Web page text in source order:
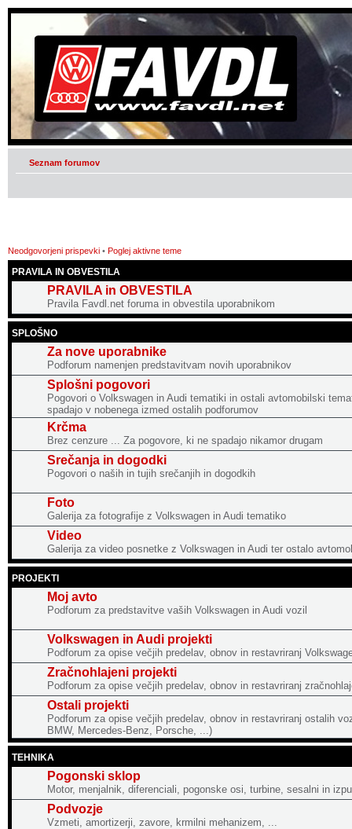
Seznam forumov
Neodgovorjeni prispevki • Poglej aktivne teme
PRAVILA IN OBVESTILA
PRAVILA in OBVESTILA
Pravila Favdl.net foruma in obvestila uporabnikom
SPLOŠNO
Za nove uporabnike
Podforum namenjen predstavitvam novih uporabnikov
Splošni pogovori
Pogovori o Volkswagen in Audi tematiki in ostali avtomobilski
spadajo v nobenega izmed ostalih podforumov
Krčma
Brez cenzure ... Za pogovore, ki ne spadajo nikamor drugam
Srečanja in dogodki
Pogovori o naših in tujih srečanjih in dogodkih
Foto
Galerija za fotografije z Volkswagen in Audi tematiko
Video
Galerija za video posnetke z Volkswagen in Audi ter ostalo
PROJEKTI
Moj avto
Podforum za predstavitve vaših Volkswagen in Audi vozil
Volkswagen in Audi projekti
Podforum za opise večjih predelav, obnov in restavriranj
Zračnohlajeni projekti
Podforum za opise večjih predelav, obnov in restavriranj
Ostali projekti
Podforum za opise večjih predelav, obnov in restavriranj ostalih
BMW, Mercedes-Benz, Porsche, ...)
TEHNIKA
Pogonski sklop
Motor, menjalnik, diferenciali, pogonske osi, turbine, sesalni in
Podvozje
Vzmeti, amortizerji, zavore, krmilni mehanizem, ...